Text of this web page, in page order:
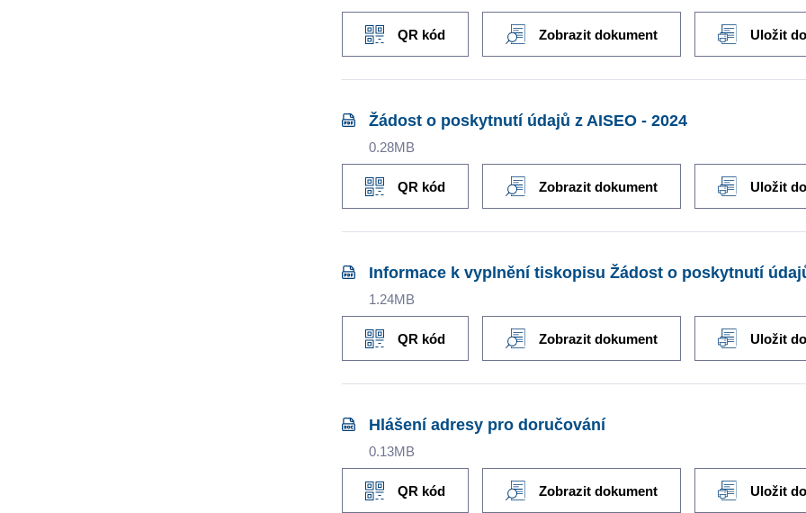
QR kód Zobrazit dokument Uložit
Žádost o poskytnutí údajů z AISEO - 2024
0.28MB
QR kód Zobrazit dokument Uložit
Informace k vyplnění tiskopisu Žádost o poskytnutí
1.24MB
QR kód Zobrazit dokument Uložit
Hlášení adresy pro doručování
0.13MB
QR kód Zobrazit dokument Uložit